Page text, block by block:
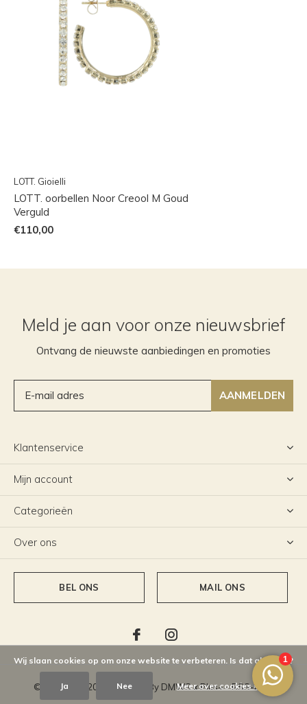
LOTT. Gioielli
LOTT. oorbellen Noor Creool M Goud
Verguld
€110,00
Meld je aan voor onze nieuwsbrief
Ontvang de nieuwste aanbiedingen en promoties
AANMELDEN
Klantenservice
Mijn account
Categorieën
Over ons
BEL ONS MAIL ONS
© Copyright 2026 - Theme By DMWSxPlus+-RSS-feed
Wij slaan cookies op om onze website te verbeteren. Is dat akkoord?
Ja Nee Meer over cookies »